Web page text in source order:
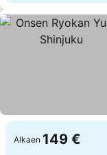
Alkaen 149 €